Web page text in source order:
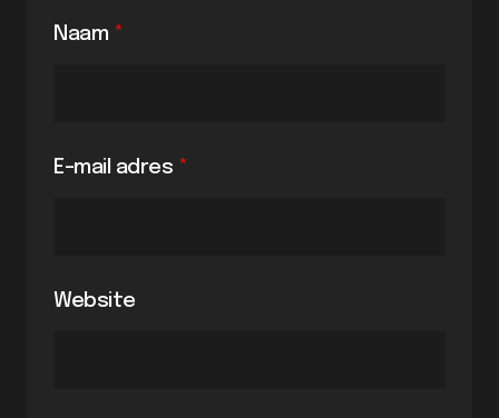
Naam *
E-mail adres *
Website